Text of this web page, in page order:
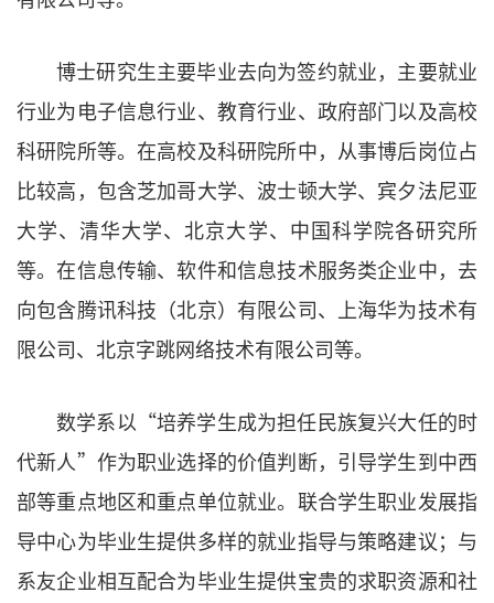
博士研究生主要毕业去向为签约就业，主要就业
行业为电子信息行业、教育行业、政府部门以及高校
科研院所等。在高校及科研院所中，从事博后岗位占
比较高，包含芝加哥大学、波士顿大学、宾夕法尼亚
大学、清华大学、北京大学、中国科学院各研究所
等。在信息传输、软件和信息技术服务类企业中，去
向包含腾讯科技（北京）有限公司、上海华为技术有
限公司、北京字跳网络技术有限公司等。
数学系以“培养学生成为担任民族复兴大任的时
代新人”作为职业选择的价值判断，引导学生到中西
部等重点地区和重点单位就业。联合学生职业发展指
导中心为毕业生提供多样的就业指导与策略建议；与
系友企业相互配合为毕业生提供宝贵的求职资源和社